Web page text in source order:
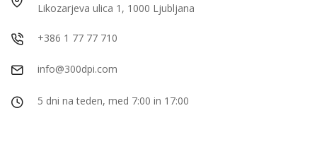
Likozarjeva ulica 1, 1000 Ljubljana
+386 1 77 77 710
info@300dpi.com
5 dni na teden, med 7:00 in 17:00